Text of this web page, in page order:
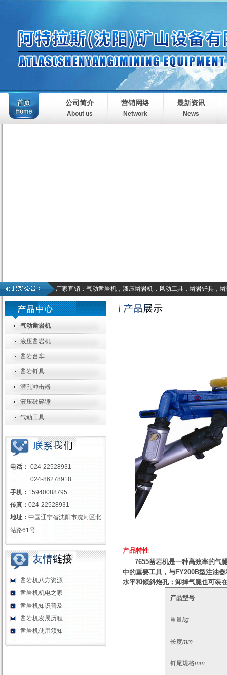
公司简介
About us
营销网络
Network
最新资讯
News
厂家直销：气动凿岩机，液压凿岩机，风动工具，凿岩钎具，
气动凿岩机
液压凿岩机
凿岩台车
凿岩钎具
潜孔冲击器
液压破碎锤
气动工具
电话： 024-22528931
024-86278918
手机： 15940088795
传真： 024-22528931
地址： 中国辽宁省沈阳市沈河区北
站路61号
凿岩机八方资源
凿岩机机电之家
凿岩机知识普及
凿岩机发展历程
凿岩机使用须知
产品特性
7655凿岩机是一种高效率的气腿
中的重要工具，与FY200B型注油
水平和倾斜炮孔；卸掉气腿也可装
产品型号
重量kg
长度mm
钎尾规格mm